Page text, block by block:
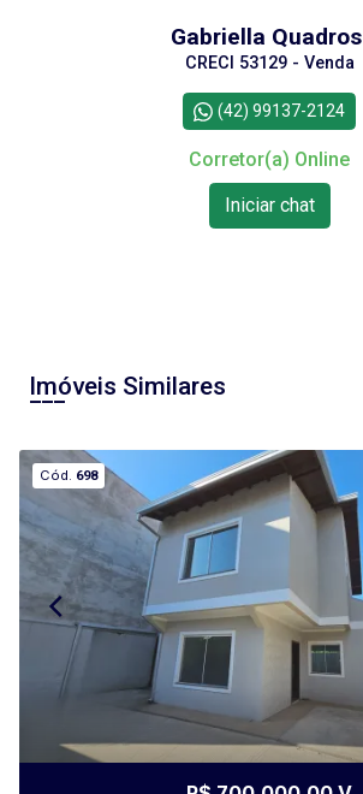
Gabriella Quadros
CRECI 53129 - Venda
(42) 99137-2124
Corretor(a) Online
Iniciar chat
Imóveis Similares
Cód. 698